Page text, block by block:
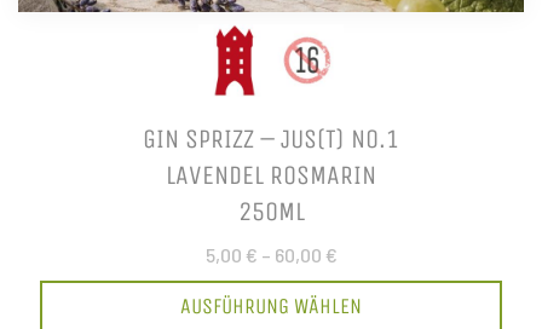
GIN SPRIZZ – JUS(T) NO.1
LAVENDEL ROSMARIN
250ML
5,00 € – 60,00 €
AUSFÜHRUNG WÄHLEN